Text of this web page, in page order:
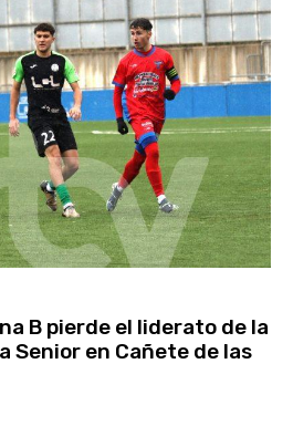
B pierde el liderato de la
Senior en Cañete de las